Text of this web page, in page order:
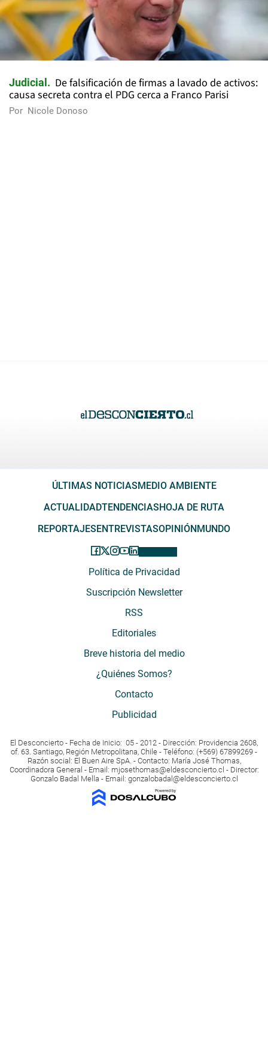
Judicial
De falsificación de firmas a lavado de activos:
causa secreta contra el PDG cerca a Franco Parisi
Por Nicole Donoso
ÚLTIMAS NOTICIAS MEDIO AMBIENTE
ACTUALIDADTENDENCIAS HOJA DE RUTA
REPORTAJES ENTREVISTASOPINIÓN MUNDO
Política de Privacidad
Suscripción Newsletter
RSS
Editoriales
Breve historia del medio
¿Quiénes Somos?
Contacto
Publicidad
El Desconcierto - Fecha de Inicio: 05 - 2012 - Dirección: Providencia 2608,
of. 63. Santiago, Región Metropolitana, Chile - Teléfono: (+569) 67899269 -
Razón social: El Buen Aire SpA. - Contacto: María José Thomas,
Coordinadora General - Email: mjosethomas@eldesconcierto.cl - Director:
Gonzalo Badal Mella - Email: gonzalobadal@eldesconcierto.cl